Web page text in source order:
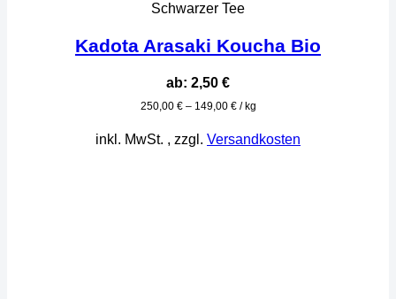
Schwarzer Tee
Kadota Arasaki Koucha Bio
ab: 2,50 €
250,00 €– 149,00 €/ kg
inkl. MwSt. , zzgl. Versandkosten